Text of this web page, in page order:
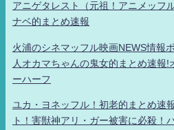
アニゲタレスト（元祖！アニメッ
ナベ的まとめ速報
火浦のシネマッフル映画NEWS情報
人オカマちゃんの鬼女的まとめ速報
ーハーフ
ユカ・ヨネッフル！初老的まとめ速
ト！害獣神アリ・ガー被害に必殺！